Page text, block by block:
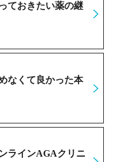
ておきたい薬の継
なくて良かった本
ラインAGAクリニ